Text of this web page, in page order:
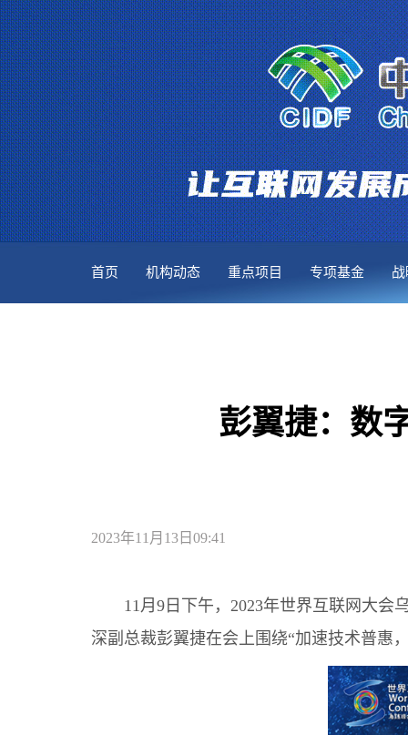
首页 机构动态 重点项目 专项基金
彭翼捷：数
2023年11月13日09:41
11月9日下午，2023年世界互联网大
深副总裁彭翼捷在会上围绕“加速技术普惠